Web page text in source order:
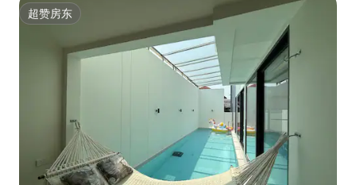
超赞房东
超赞房东